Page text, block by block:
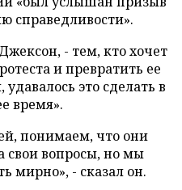
справедливости».
- тем, кто хочет
и превратить ее
это сделать в
время».
понимаем, что они
свои вопросы, но мы
мирно», - сказал он.